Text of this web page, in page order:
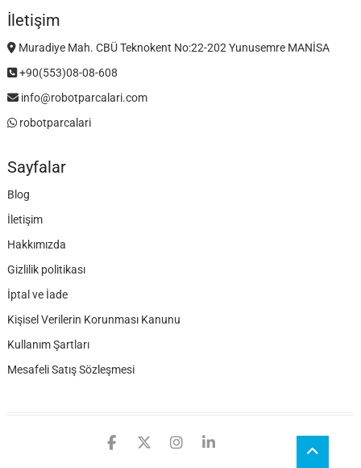
İletişim
Muradiye Mah. CBÜ Teknokent No:22-202 Yunusemre MANİSA
+90(553)08-08-608
info@robotparcalari.com
robotparcalari
Sayfalar
Blog
İletişim
Hakkımızda
Gizlilik politikası
İptal ve İade
Kişisel Verilerin Korunması Kanunu
Kullanım Şartları
Mesafeli Satış Sözleşmesi
facebook
twitter
instagram
linkedin